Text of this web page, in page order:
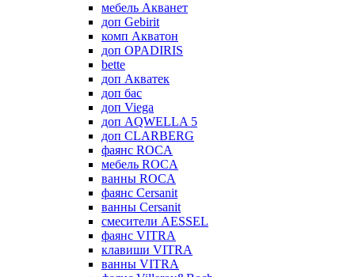
мебель Акванет
доп Gebirit
комп Акватон
доп OPADIRIS
bette
доп Акватек
доп бас
доп Viega
доп AQWELLA 5
доп CLARBERG
фаянс ROCA
мебель ROCA
ванны ROCA
фаянс Cersanit
ванны Cersanit
смесители AESSEL
фаянс VITRA
клавиши VITRA
ванны VITRA